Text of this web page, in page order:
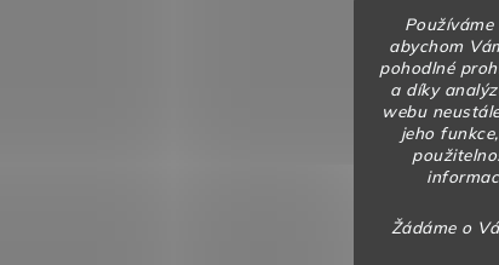
Používáme
abychom
pohodlné
a díky
webu
jeho
Žádáme o